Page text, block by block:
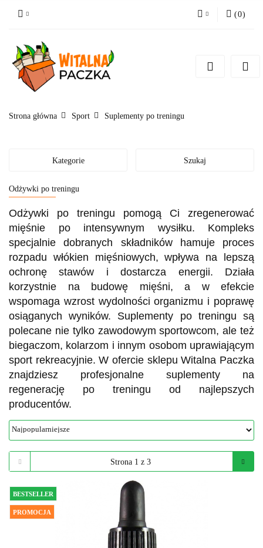
Zarejestruj się
(0)
Strona główna Sport Suplementy po treningu
Kategorie Szukaj
Odżywki po treningu
Odżywki po treningu pomogą Ci zregenerować
mięśnie po intensywnym wysiłku. Kompleks
specjalnie dobranych składników hamuje proces
rozpadu włókien mięśniowych, wpływa na lepszą
ochronę stawów i dostarcza energii. Działa
korzystnie na budowę mięśni, a w efekcie
wspomaga wzrost wydolności organizmu i poprawę
osiąganych wyników. Suplementy po treningu są
polecane nie tylko zawodowym sportowcom, ale też
biegaczom, kolarzom i innym osobom uprawiającym
sport rekreacyjnie. W ofercie sklepu Witalna Paczka
znajdziesz profesjonalne suplementy na
regenerację po treningu od najlepszych
producentów.
BESTSELLER
PROMOCJA